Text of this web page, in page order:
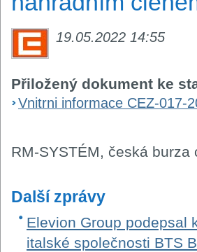
19.05.2022 14:55
Přiložený dokument ke
Vnitrni informace CEZ-017-
RM-SYSTÉM, česká
Další zprávy
Elevion Group podepsal
italské společnosti BTS